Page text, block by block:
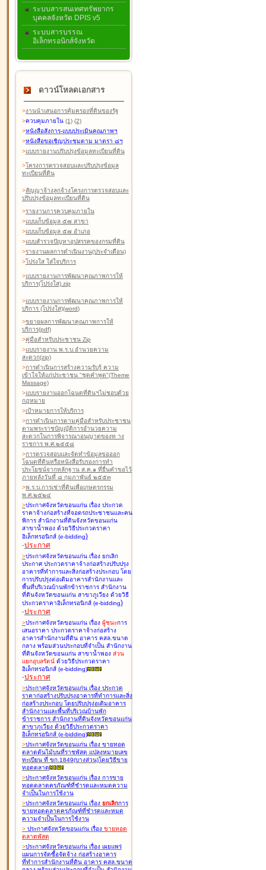
ระบบสารสนเทศทรัพยากร
บุคคลจังหวัด DPIS v5
ระบบสารบรรณ
อิเล็กทรอนิกส์จังหวัด
ดาวน์โหลดเอกสาร
>งานนำเสนอการคุ้มครองที่ดินของรัฐ
>ควบคุมภายใน (1) (2)
>หนังสือสังการ-แบบประเมินคุณภาพฯ
>หนังสือขอเชิญประชุมตาม มาตรา ๘ฯ
>แบบรายงานปรับปรุงข้อมูลทะเบียนที่ดิน
>โครงการตรวจสอบและปรับปรุงข้อมูล
ทะเบียนที่ดิน
>สัญญาจ้างลูกจ้างโครงการตรวจสอบและ
ปรับปรุงข้อมูลทะเบียนที่ดิน
>รายงานการควบคุมภายใน
>แบบเก็บข้อมูล ๕๗ สาขา
>แบบเก็บข้อมูล ๕๗ อำเภอ
>แบบสำรวจปัญหาอุปสรรคของกรมที่ดิน
>รายงานผลการดำเนินงาน(ประจำเดือน)
>โปร่งใส ใส่ใจบริการ
>แบบรายงานการพัฒนาคุณภาพการให้
บริการ(โปร่งใส).zip
>แบบรายงานการพัฒนาคุณภาพการให้
บริการ (โปร่งใส)(word)
>ขยายผลการพัฒนาคุณภาพการให้
บริการ(pdf)
>คู่มือสำหรับประชาชน Zip
>แบบรายงาน พ.ร.บ.อำนวยความ
สะดวก(zip)
>การดำเนินการสร้างความรับรู้ ความ
เข้าใจให้แก่ประชาชน "ชุดคำพูด"(Theme
Massage)
>แบบรายงานออกโฉนดที่ดินฯไม่ชอบด้วย
กฎหมาย
>เป้าหมายการให้บริการ
>การดำเนินการตามคู่มือสำหรับประชาชน
ตามพระราชบัญญัติการอำนวยความ
สะดวกในการพิจารณาอนุญาตของท าง
ราชการ พ.ศ.๒๕๕๘
>การตรวจสอบและจัดทำข้อมูลขอออก
โฉนดที่ดินหรือหนังสือรับรองการทำ
ประโยชน์จากหลักฐาน ส.ค.๑ ที่ยื่นคำขอไว้
ภายหลังวันที่ ๘ กุมภาพันธ์ ๒๕๕๓
>พ.ร.บ.การเช่าที่ดินเพื่อเกษตรกรรม
พ.ศ.๒๕๒๔
>ประกาศจังหวัดขอนแก่น เรื่อง ประกวด
ราคาจ้างก่อสร้างที่จอดรถประชาชนและคน
พิการ สำนักงานที่ดินจังหวัดขอนแก่น
สาขาน้ำพอง ด้วยวิธีประกวดราคา
อิเล็กทรอนิกส์ (e-bidding)
-ประกาศ
>ประกาศจังหวัดขอนแก่น เรื่อง ยกเลิก
ประกาศ ประกวดราคาจ้างก่อสร้างปรับปรุง
อาคารที่ทำการและสิ่งก่อสร้างประกอบ โดย
การปรับปรุงต่อเติมอาคารสำนักงานและ
พื้นที่บริเวณบ้านพักข้าราชการ สำนักงาน
ที่ดินจังหวัดขอนแก่น สาขาภูเวียง ด้วยวิธี
ประกวดราคาอิเล็กทรอนิกส์ (e-bidding)
-ประกาศ
>ประกาศจังหวัดขอนแก่น เรื่อง ผู้ชนะการ
เสนอราคา ประกวดราคาจ้างก่อสร้าง
อาคารสำนักงานที่ดิน อาคาร คสล.ขนาด
กลาง พร้อมส่วนประกอบที่จำเป็น สำนักงาน
ที่ดินจังหวัดขอนแก่น สาขาน้ำพอง ส่วน
แยกอุบลรัตน์ ด้วยวิธีประกวดราคา
อิเล็กทรอนิกส์ (e-bidding)
-ประกาศ
>ประกาศจังหวัดขอนแก่น เรื่อง ประกวด
ราคาก่อสร้างปรับปรุงอาคารที่ทำการและสิ่ง
ก่อสร้างประกอบ โดยปรับปรุง่อเติมอาคาร
สำนักงานและพื้นที่บริเวณบ้านพัก
ข้าราชการ สำนักงานที่ดินจังหวัดขอนแก่น
สาขาภูเวียง ด้วยวิธีประกวดราคา
อิเล็กทรอนิกส์ (e-bidding)
>ประกาศจังหวัดขอนแก่น เรื่อง ขายทอด
ตลาดต้นไม้บนที่ราชพัสดุ แปลงหมายเลข
ทะเบียน ที่ ขก.1849(บางส่วน)โดยวิธีขาย
ทอดตลาด
>ประกาศจังหวัดขอนแก่น เรื่อง การขาย
ทอดตลาดครุภัณฑ์ที่ชำรุดและหมดความ
จำเป็นในการใช้งาน
>ประกาศจังหวัดขอนแก่น เรื่อง ยกเลิกการ
ขายทอดตลาดครุภัณฑ์ที่ชำรุดและหมด
ความจำเป็นในการใช้งาน
> ประกาศจังหวัดขอนแก่น เรื่อง ขายทอด
ตลาดพัสดุ
>ประกาศจังหวัดขอนแก่น เรื่อง เผยแพร่
แผนการจัดซื้อจัดจ้าง ก่อสร้างอาคาร
ที่ทำการสำนักงานที่ดิน อาคาร คสล.ขนาด